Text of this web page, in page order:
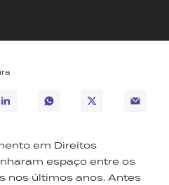
em Direitos
espaço entre os
nos últimos anos. Antes